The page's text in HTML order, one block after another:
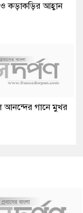
কড়াকড়ির আহ্বান
আনন্দের গানে মুখর